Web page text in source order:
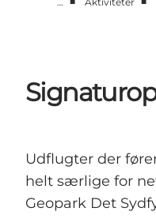
Geologi
Lyd
Om
Udflugter der
helt særlige for
Geopark Det